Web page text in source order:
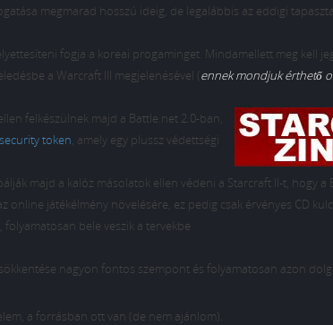
megmarad hosszú ideig, de legalábbis az eddigi
fogja a koreai progaminget. Mindamellett meg kell
a Warcraft III megjelenésével (ennek mondjuk érthető
felkészülnek majd a Battle.net 2.0-ban,
security token, amely egy plussz védettségi
majd a kalóz másolatok ellen védeni a Starcraft II-t, hogy a
online játékélmény növelésére, ez pedig csak érvényes CD
bele veszik a tervekbe
nagyon fontos szempont és folyamatosan azon
a forrásban ott van (de nem ajánlom).